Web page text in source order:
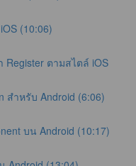
(10:06)
Register ตามสไตล์ iOS
สำหรับ Android (6:06)
บน Android (10:17)